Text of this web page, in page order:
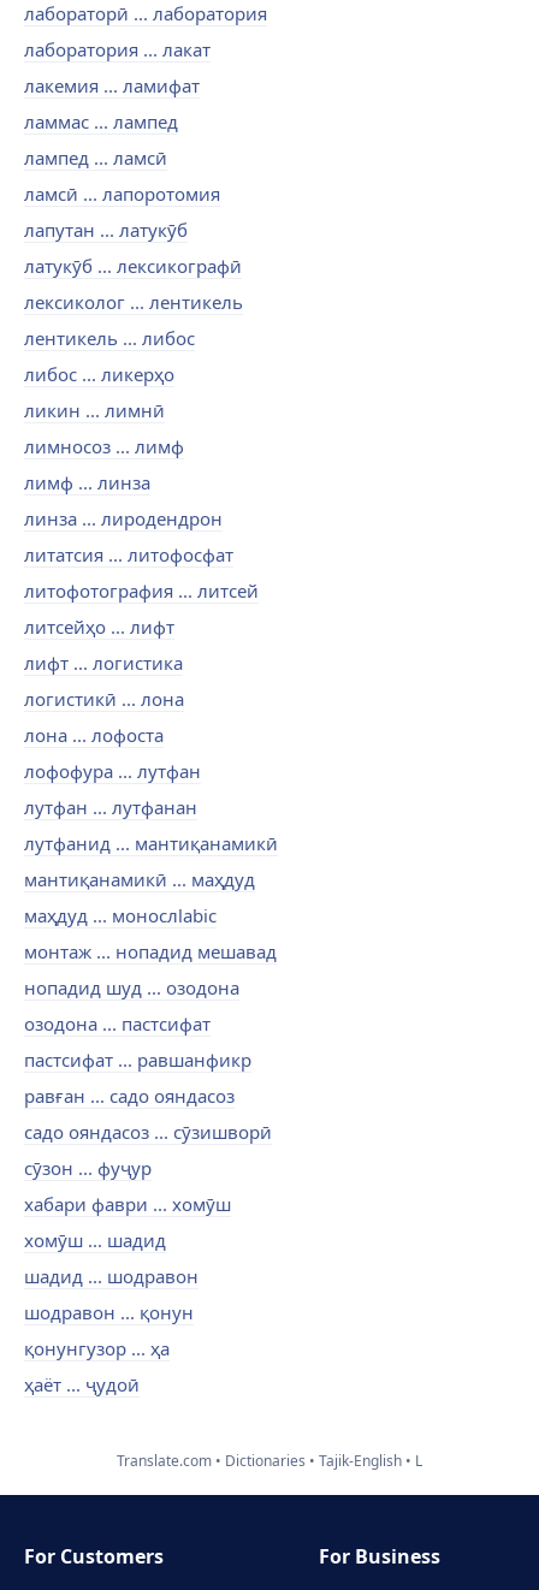
лабораторӣ ... лаборатория
лаборатория ... лакат
лакемия ... ламифат
ламмас ... лампед
лампед ... ламсӣ
ламсӣ ... лапоротомия
лапутан ... латукӯб
латукӯб ... лексикографӣ
лексиколог ... лентикель
лентикель ... либос
либос ... ликерҳо
ликин ... лимнӣ
лимносоз ... лимф
лимф ... линза
линза ... лиродендрон
литатсия ... литофосфат
литофотография ... литсей
литсейҳо ... лифт
лифт ... логистика
логистикӣ ... лона
лона ... лофоста
лофофура ... лутфан
лутфан ... лутфанан
лутфанид ... мантиқанамикӣ
мантиқанамикӣ ... маҳдуд
маҳдуд ... монослlabic
монтаж ... нопадид мешавад
нопадид шуд ... озодона
озодона ... пастсифат
пастсифат ... равшанфикр
равған ... садо ояндасоз
садо ояндасоз ... сӯзишворӣ
сӯзон ... фуҷур
хабари фаври ... хомӯш
хомӯш ... шадид
шадид ... шодравон
шодравон ... қонун
қонунгузор ... ҳа
ҳаёт ... ҷудоӣ
Translate.com Dictionaries Tajik-English L
For Customers
For Business